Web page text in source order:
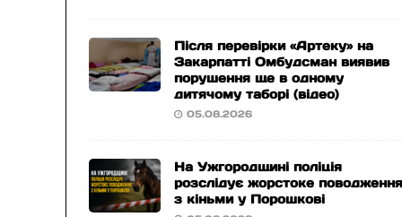
Після перевірки «Артеку» на
Закарпатті Омбудсман виявив
порушення ще в одному
дитячому таборі (відео)
05.08.2026
На Ужгородщині поліція
розслідує жорстоке
з кіньми у Порошкові